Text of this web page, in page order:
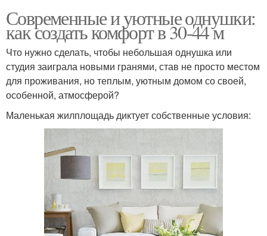
Современные и уютные однушки:
как создать комфорт в 30-44 м
Что нужно сделать, чтобы небольшая однушка или
студия заиграла новыми гранями, став не просто местом
для проживания, но теплым, уютным домом со своей,
особенной, атмосферой?
Маленькая жилплощадь диктует собственные условия: